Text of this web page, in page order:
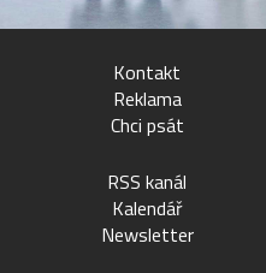
Kontakt
Reklama
Chci psát
RSS kanál
Kalendář
Newsletter